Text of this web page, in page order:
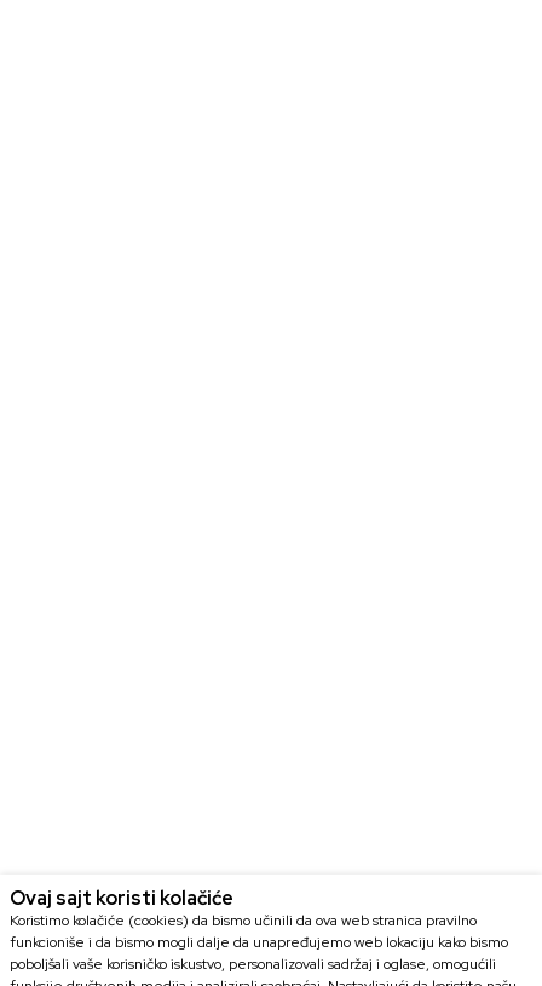
Ovaj sajt koristi kolačiće
Koristimo kolačiće (cookies) da bismo učinili da ova web stranica pravilno
funkcioniše i da bismo mogli dalje da unapređujemo web lokaciju kako bismo
poboljšali vaše korisničko iskustvo, personalizovali sadržaj i oglase, omogućili